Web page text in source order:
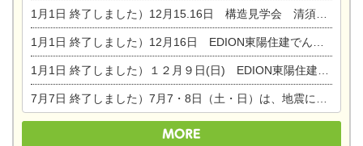
1月1日 終了しました）12月15.16日 構造見学会 清須市西枇杷島町弁天
1月1日 終了しました）12月16日 EDION東陽住建でんき OPEN第二弾イベント！！
1月1日 終了しました）１２月９日(日) EDION東陽住建でんき館プレＯＰＥＮ！＆家の修理まつり
7月7日 終了しました）7月7・8日（土・日）は、地震に強くて安心！暮らしを楽しむ東濃ひのきの平屋の家体験見学会を開催します。ぜひお越しください。